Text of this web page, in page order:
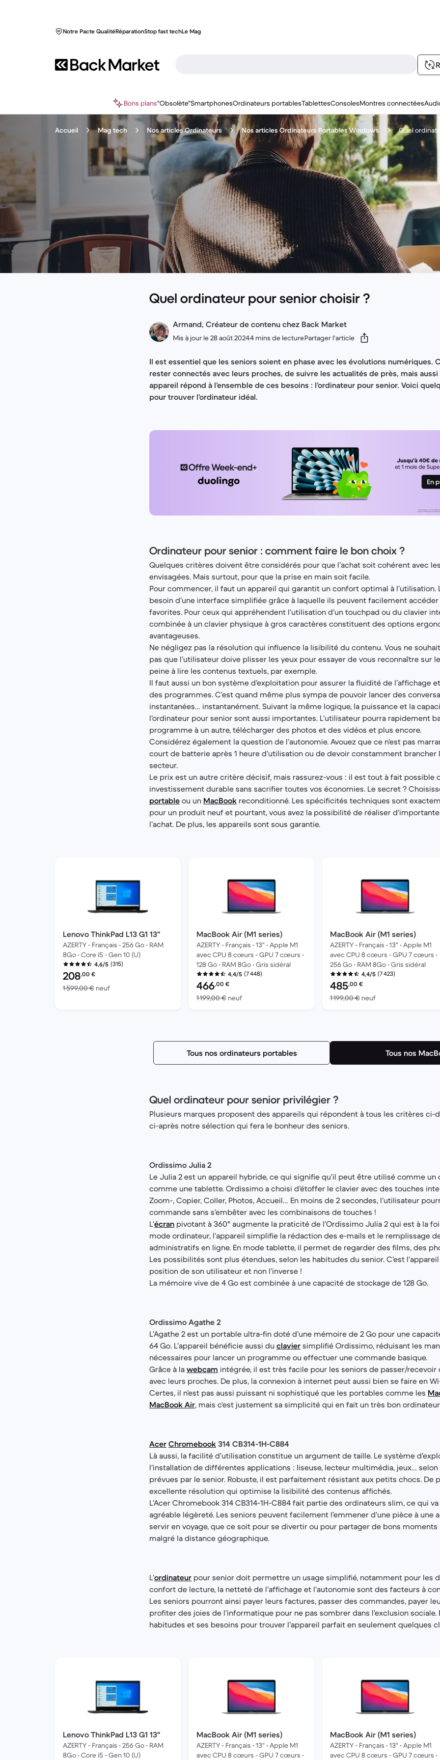
Notre Pacte QualitéRéparationStop fast techLe Mag
Bons plans"Obsolète"SmartphonesOrdinateurs portablesTablettesConsolesMontres connectées
Accueil Mag tech Nos articles Ordinateurs Nos articles Ordinateurs Portables Windows Quel
Quel ordinateur pour senior choisir ?
Armand, Créateur de contenu chez Back Market
Mis à jour le 28 août 20244 mins de lecturePartager l'article
Il est essentiel que les seniors soient en phase avec les évolutions numériques.
rester connectés avec leurs proches, de suivre les actualités de près, mais
appareil répond à l’ensemble de ces besoins : l’ordinateur pour senior. Voici
pour trouver l’ordinateur idéal.
Ordinateur pour senior : comment faire le bon choix ?
Quelques critères doivent être considérés pour que l’achat soit cohérent avec
envisagées. Mais surtout, pour que la prise en main soit facile.
Pour commencer, il faut un appareil qui garantit un confort optimal à l’utilisation.
besoin d’une interface simplifiée grâce à laquelle ils peuvent facilement
favorites. Pour ceux qui appréhendent l’utilisation d’un touchpad ou du clavier
combinée à un clavier physique à gros caractères constituent des options
avantageuses.
Ne négligez pas la résolution qui influence la lisibilité du contenu. Vous ne
pas que l’utilisateur doive plisser les yeux pour essayer de vous reconnaître sur
peine à lire les contenus textuels, par exemple.
Il faut aussi un bon système d’exploitation pour assurer la fluidité de l’affichage
des programmes. C’est quand même plus sympa de pouvoir lancer des
instantanées… instantanément. Suivant la même logique, la puissance et la
l’ordinateur pour senior sont aussi importantes. L’utilisateur pourra rapidement
programme à un autre, télécharger des photos et des vidéos et plus encore.
Considérez également la question de l’autonomie. Avouez que ce n’est pas
court de batterie après 1 heure d’utilisation ou de devoir constamment brancher
secteur.
Le prix est un autre critère décisif, mais rassurez-vous : il est tout à fait possible
investissement durable sans sacrifier toutes vos économies. Le secret ?
portable ou un MacBook reconditionné. Les spécificités techniques sont
pour un produit neuf et pourtant, vous avez la possibilité de réaliser
l’achat. De plus, les appareils sont sous garantie.
Lenovo ThinkPad L13 G1 13"
AZERTY - Français • 256 Go • RAM
8Go • Core i5 - Gen 10 (U)
4,6/5 (315)
Prix reconditionné :
208,00 €
1 599,00 € neufcontre 1 599,00 € neuf
MacBook Air (M1 series)
AZERTY - Français • 13" • Apple M1
avec CPU 8 cœurs - GPU 7 cœurs •
128 Go • RAM 8Go • Gris sidéral
4,4/5 (7 448)
Prix reconditionné :
466,00 €
1 199,00 € neufcontre 1 199,00 € neuf
MacBook Air (M1 series)
AZERTY - Français • 13" • Apple M1
avec CPU 8 cœurs - GPU 7 cœurs •
256 Go • RAM 8Go • Gris sidéral
4,4/5 (7 423)
Prix reconditionné :
485,00 €
1 199,00 € neufcontre 1 199,00 € neuf
Tous nos ordinateurs portables Tous nos
Quel ordinateur pour senior privilégier ?
Plusieurs marques proposent des appareils qui répondent à tous les critères ci-
ci-après notre sélection qui fera le bonheur des seniors.
Ordissimo Julia 2
Le Julia 2 est un appareil hybride, ce qui signifie qu’il peut être utilisé comme un
comme une tablette. Ordissimo a choisi d’étoffer le clavier avec des touches
Zoom-, Copier, Coller, Photos, Accueil… En moins de 2 secondes, l’utilisateur
commande sans s’embêter avec les combinaisons de touches !
L’écran pivotant à 360° augmente la praticité de l’Ordissimo Julia 2 qui est à la
mode ordinateur, l’appareil simplifie la rédaction des e-mails et le remplissage
administratifs en ligne. En mode tablette, il permet de regarder des films, des
Les possibilités sont plus étendues, selon les habitudes du senior. C’est l’appareil
position de son utilisateur et non l’inverse !
La mémoire vive de 4 Go est combinée à une capacité de stockage de 128 Go.
Ordissimo Agathe 2
L’Agathe 2 est un portable ultra-fin doté d’une mémoire de 2 Go pour une
64 Go. L’appareil bénéficie aussi du clavier simplifié Ordissimo, réduisant les
nécessaires pour lancer un programme ou effectuer une commande basique.
Grâce à la webcam intégrée, il est très facile pour les seniors de passer/recevoir
avec leurs proches. De plus, la connexion à internet peut aussi bien se faire en
Certes, il n’est pas aussi puissant ni sophistiqué que les portables comme les
MacBook Air, mais c’est justement sa simplicité qui en fait un très bon
Acer Chromebook 314 CB314-1H-C884
Là aussi, la facilité d’utilisation constitue un argument de taille. Le système
l’installation de différentes applications : liseuse, lecteur multimédia, jeux…
prévues par le senior. Robuste, il est parfaitement résistant aux petits chocs. De
excellente résolution qui optimise la lisibilité des contenus affichés.
L’Acer Chromebook 314 CB314-1H-C884 fait partie des ordinateurs slim, ce qui
agréable légèreté. Les seniors peuvent facilement l’emmener d’une pièce à une
servir en voyage, que ce soit pour se divertir ou pour partager de bons moments
malgré la distance géographique.
L’ordinateur pour senior doit permettre un usage simplifié, notamment pour les
confort de lecture, la netteté de l’affichage et l’autonomie sont des facteurs à
Les seniors pourront ainsi payer leurs factures, passer des commandes, payer
profiter des joies de l’informatique pour ne pas sombrer dans l’exclusion sociale.
habitudes et ses besoins pour trouver l’appareil parfait en seulement quelques
Lenovo ThinkPad L13 G1 13"
AZERTY - Français • 256 Go • RAM
8Go • Core i5 - Gen 10 (U)
MacBook Air (M1 series)
AZERTY - Français • 13" • Apple M1
avec CPU 8 cœurs - GPU 7 cœurs •
MacBook Air (M1 series)
AZERTY - Français • 13" • Apple M1
avec CPU 8 cœurs - GPU 7 cœurs •